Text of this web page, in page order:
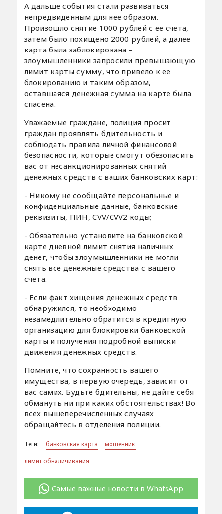
А дальше события стали развиваться
непредвиденным для нее образом.
Произошло снятие 1000 рублей с ее счета,
затем было похищено 2000 рублей, а далее
карта была заблокирована –
злоумышленники запросили превышающую
лимит карты сумму, что привело к ее
блокированию и таким образом,
оставшаяся денежная сумма на карте была
спасена.
Уважаемые граждане, полиция просит
граждан проявлять бдительность и
соблюдать правила личной финансовой
безопасности, которые смогут обезопасить
вас от несанкционированных снятий
денежных средств с ваших банковских карт:
- Никому не сообщайте персональные и
конфиденциальные данные, банковские
реквизиты, ПИН, CVV/CVV2 коды;
- Обязательно установите на банковской
карте дневной лимит снятия наличных
денег, чтобы злоумышленники не могли
снять все денежные средства с вашего
счета.
- Если факт хищения денежных средств
обнаружился, то необходимо
незамедлительно обратится в кредитную
организацию для блокировки банковской
карты и получения подробной выписки
движения денежных средств.
Помните, что сохранность вашего
имущества, в первую очередь, зависит от
вас самих. Будьте бдительны, не дайте себя
обмануть ни при каких обстоятельствах! Во
всех вышеперечисленных случаях
обращайтесь в отделения полиции.
Теги: банковская карта
мошенник
лимит обналичивания
Самые важные новости в WhatsApp